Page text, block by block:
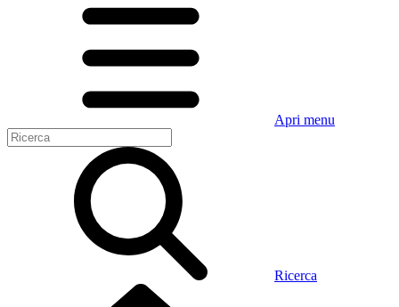
Apri menu
Ricerca